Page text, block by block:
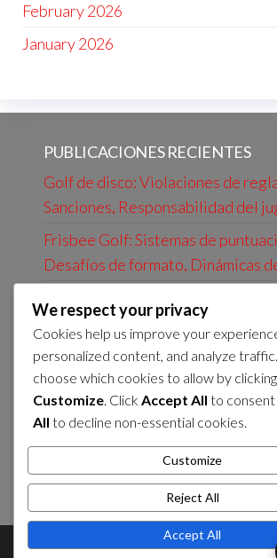
February 2026
January 2026
PUBLICACIONES RECIENTES
Golf de disco: Violaciones de
Sanciones, Responsabilidad del
Frisbee Golf: Sistemas de
Desafíos de formato, Dinámicas
Registro de puntuaciones,
Frisbee Golf: Juego casual,
competitivos, estructuras de liga
Consideraciones de reglas,
torneos
We respect your privacy
Cookies help us improve your
personalized content, and analyze
choose which cookies to allow by clicking
Customize. Click Accept All to
All to decline non-essential cookies.
Customize
Reject All
Accept All